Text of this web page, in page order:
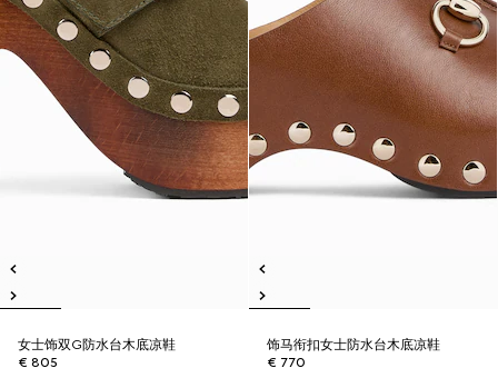
女士饰双G防水台木底凉鞋
€ 805
饰马衔扣女士防水台木底凉鞋
€ 770